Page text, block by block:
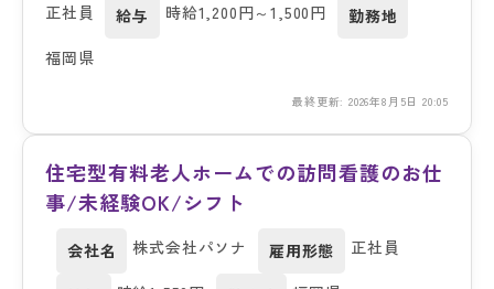
正社員
給与 時給1,200円～1,500円
勤務地
福岡県
最終更新: 2026年8月5日 20:05
住宅型有料老人ホームでの訪問看護のお仕
事/未経験OK/シフト
会社名 株式会社パソナ 雇用形態 正社員